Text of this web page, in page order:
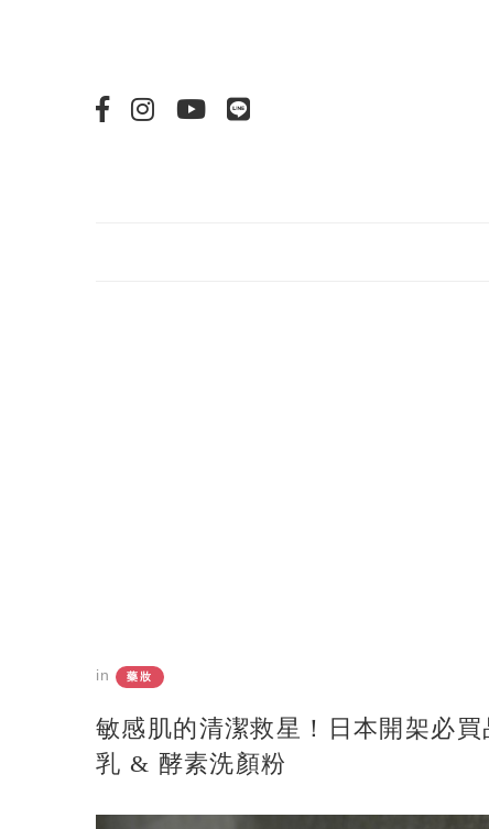
in 藥妝
敏感肌的清潔救星！日本開架必
乳 & 酵素洗顏粉